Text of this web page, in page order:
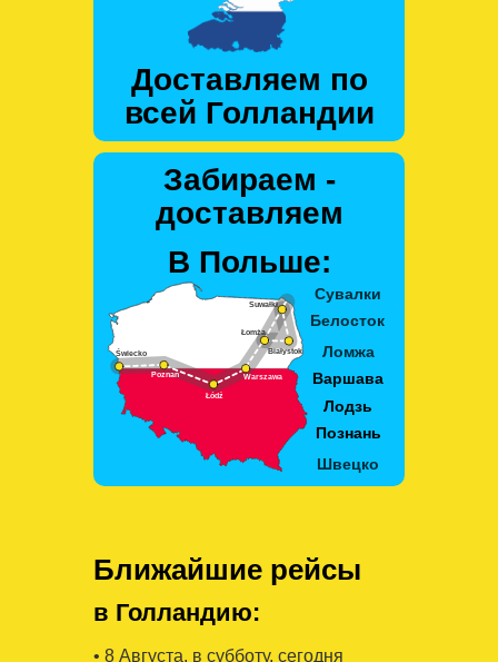
Доставляем по
всей Голландии
Забираем -
доставляем
В Польше:
Ближайшие рейсы
в Голландию:
• 8 Августa, в субботу, сегодня